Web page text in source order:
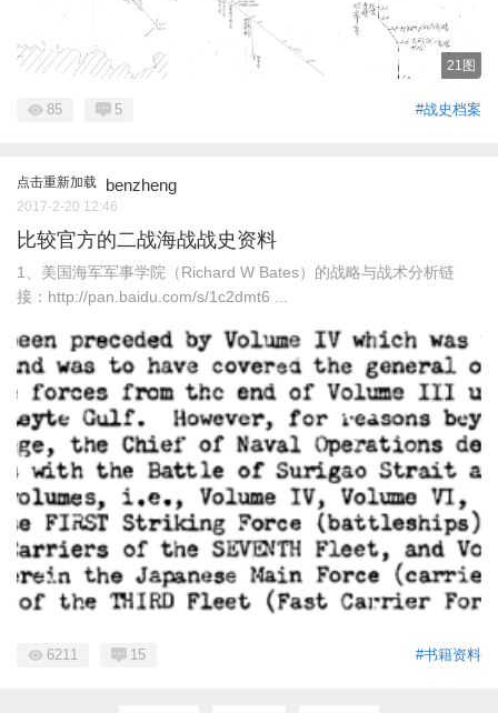
21图
#战史档案
85 5
点击重新加载 benzheng
2017-2-20 12:46
比较官方的二战海战战史资料
1、美国海军军事学院（Richard W Bates）的战略与战术分析链
接：http://pan.baidu.com/s/1c2dmt6 ...
#书籍资料
6211 15